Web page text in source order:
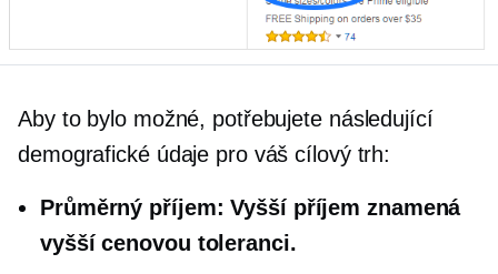
Aby to bylo možné, potřebujete následující
demografické údaje pro váš cílový trh:
Průměrný příjem:Vyšší příjem znamená
vyšší cenovou toleranci.